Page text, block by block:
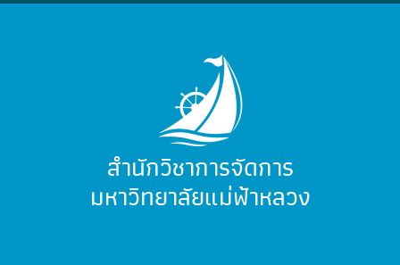
สำนักวิชาการจัดการ
มหาวิทยาลัยแม่ฟ้าหลวง